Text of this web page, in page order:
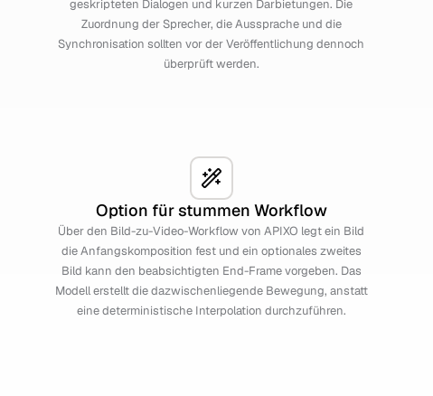
geskripteten Dialogen und kurzen Darbietungen. Die
Zuordnung der Sprecher, die Aussprache und die
Synchronisation sollten vor der Veröffentlichung dennoch
überprüft werden.
Option für stummen Workflow
Über den Bild-zu-Video-Workflow von APIXO legt ein Bild
die Anfangskomposition fest und ein optionales zweites
Bild kann den beabsichtigten End-Frame vorgeben. Das
Modell erstellt die dazwischenliegende Bewegung, anstatt
eine deterministische Interpolation durchzuführen.